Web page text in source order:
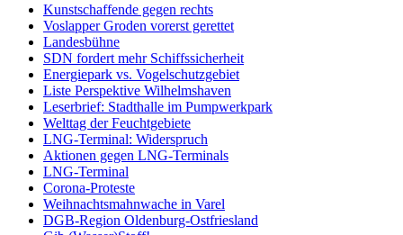
Kunstschaffende gegen rechts
Voslapper Groden vorerst gerettet
Landesbühne
SDN fordert mehr Schiffssicherheit
Energiepark vs. Vogelschutzgebiet
Liste Perspektive Wilhelmshaven
Leserbrief: Stadthalle im Pumpwerkpark
Welttag der Feuchtgebiete
LNG-Terminal: Widerspruch
Aktionen gegen LNG-Terminals
LNG-Terminal
Corona-Proteste
Weihnachtsmahnwache in Varel
DGB-Region Oldenburg-Ostfriesland